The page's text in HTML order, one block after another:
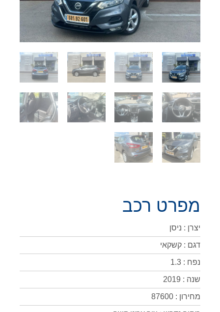
מפרט רכב
יצרן : ניסן
דגם : קשקאי
נפח : 1.3
שנה : 2019
מחירון : 87600